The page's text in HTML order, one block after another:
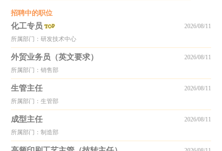
招聘中的职位
化工专员
所属部门：研发技术中心
2026/08/11
外贸业务员（英文要求）
所属部门：销售部
2026/08/11
生管主任
所属部门：生管部
2026/08/11
成型主任
所属部门：制造部
2026/08/11